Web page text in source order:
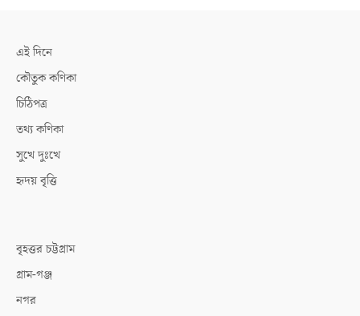
এই দিনে
কৌতুক কণিকা
চিঠিপত্র
তথ্য কণিকা
সুখে দুঃখে
হৃদয় বৃত্তি
বৃহত্তর চট্টগ্রাম
গ্রাম-গঞ্জ
নগর